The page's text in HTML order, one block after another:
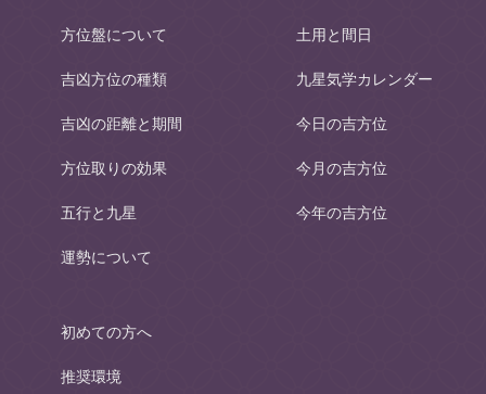
方位盤について
吉凶方位の種類
吉凶の距離と期間
方位取りの効果
五行と九星
運勢について
土用と間日
九星気学カレンダー
今日の吉方位
今月の吉方位
今年の吉方位
初めての方へ
推奨環境